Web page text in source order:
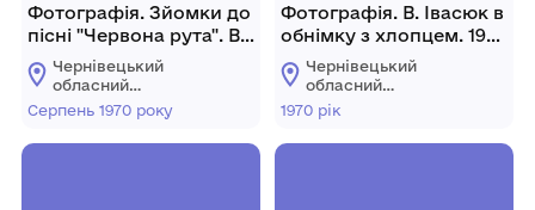
Фотографія. Зйомки до
пісні "Червона рута". В.
Івасюк знімає. м. Косів.
Серпень 1970 року.
Чернівецький
обласний
меморіальний музей
Володимира Івасюка
Серпень 1970 року
Фотографія. В. Івасюк в
обнімку з хлопцем. 1970
рік.Чернівецький
обласний
меморіальний музей
Володимира Івасюка
1970 рік